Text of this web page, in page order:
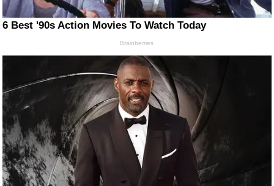
6 Best '90s Action Movies To Watch Today
Brainberries